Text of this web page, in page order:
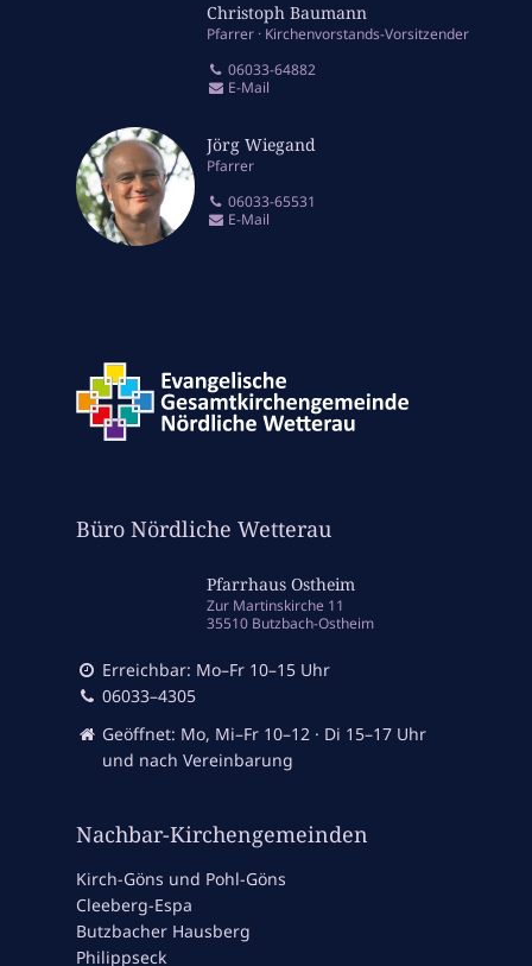
Christoph Baumann
Pfarrer Kirchenvorstands-Vorsitzender
06033-64882
E-Mail
Jörg Wiegand
Pfarrer
06033-65531
E-Mail
Büro Nördliche Wetterau
Pfarrhaus Ostheim
Zur Martinskirche 11
35510 Butzbach-Ostheim
Erreichbar: Mo–Fr 10–15 Uhr
06033–4305
Geöffnet: Mo, Mi–Fr 10–12 · Di 15–17 Uhr
und nach Vereinbarung
Nachbar-Kirchengemeinden
Kirch-Göns und Pohl-Göns
Cleeberg-Espa
Butzbacher Hausberg
Philippseck